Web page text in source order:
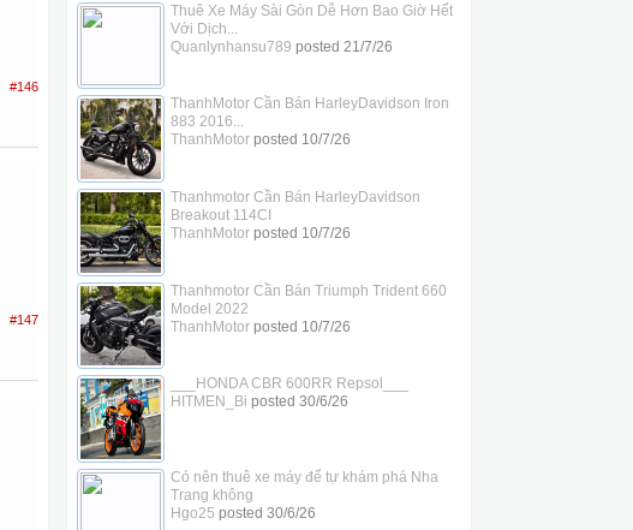
#146
#147
Thuê Xe Máy Sài Gòn Dễ Hơn Bao Giờ Hết
Với Dịch...
Quanlynhansu789 posted 21/7/26
ThanhMotor Cần Bán HarleyDavidson Iron
883 2016...
ThanhMotorposted 10/7/26
Thanhmotor Cần Bán HarleyDavidson
Breakout 114CI
ThanhMotorposted 10/7/26
Thanhmotor Cần Bán Triumph Trident 660
Model 2022
ThanhMotorposted 10/7/26
___HONDA CBR 600RR Repsol___
HITMEN_Bi posted 30/6/26
Có nên thuê xe máy để tự khám phá Nha
Trang không
Hgo25 posted 30/6/26